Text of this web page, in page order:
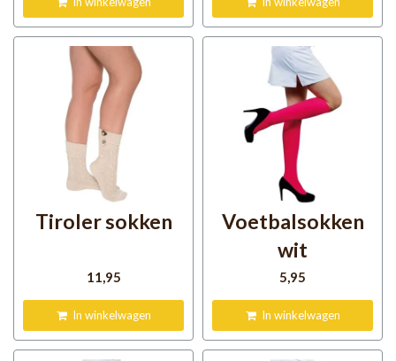
Tiroler sokken
11,95
In winkelwagen
Voetbalsokken
wit
5,95
In winkelwagen